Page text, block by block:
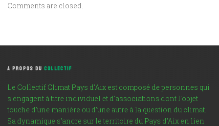
Comments are closed.
A PROPOS DUCOLLECTIF
Le Collectif Climat Pays d'Aix est composé de personnes qui
s'engagent à titre individuel et d'associations dont l'objet
touche d'une manière ou d'une autre à la question du climat.
Sa dynamique s'ancre sur le territoire du Pays d'Aix en lien